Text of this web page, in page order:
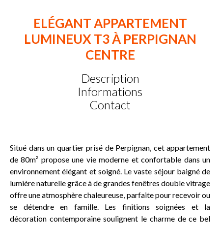
ELÉGANT APPARTEMENT
LUMINEUX T3 À PERPIGNAN
CENTRE
Description
Informations
Contact
Situé dans un quartier prisé de Perpignan, cet appartement
de 80m² propose une vie moderne et confortable dans un
environnement élégant et soigné. Le vaste séjour baigné de
lumière naturelle grâce à de grandes fenêtres double vitrage
offre une atmosphère chaleureuse, parfaite pour recevoir ou
se détendre en famille. Les finitions soignées et la
décoration contemporaine soulignent le charme de ce bel